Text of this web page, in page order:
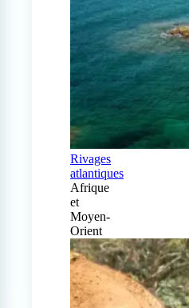
Rivages
atlantiques
Afrique
et
Moyen-
Orient